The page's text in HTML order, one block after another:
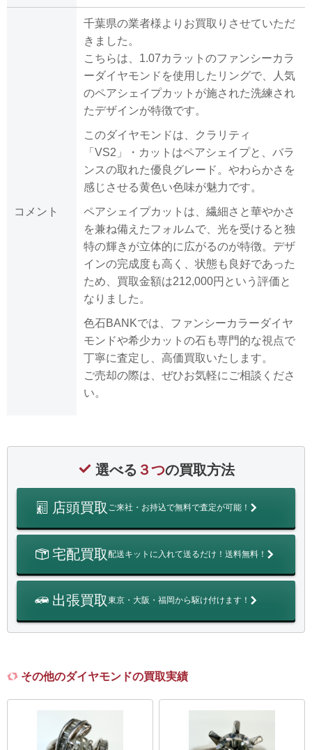
コメント
千葉県の業者様よりお買取りさせていただ
きました。
こちらは、1.07カラットのファンシーカラ
ーダイヤモンドを使用したリングで、人気
のペアシェイプカットが施された洗練され
たデザインが特徴です。
このダイヤモンドは、クラリティ
「VS2」・カットはペアシェイプと、バラ
ンスの取れた優良グレード。やわらかさを
感じさせる黄色い色味が魅力です。
ペアシェイプカットは、繊細さと華やかさ
を兼ね備えたフォルムで、光を受けると独
特の輝きが立体的に広がるのが特徴。デザ
インの完成度も高く、状態も良好であった
ため、買取金額は212,000円という評価と
なりました。
色石BANKでは、ファンシーカラーダイヤ
モンドや希少カットの石も専門的な視点で
丁寧に査定し、高価買取いたします。
ご売却の際は、ぜひお気軽にご相談くださ
い。
選べる ３つの買取方法
店頭買取 ご来社・お持込で無料で査定が可能！
宅配買取配送キットに入れて送るだけ！送料無料！
出張買取東京・大阪・福岡から駆け付けます！
その他のダイヤモンドの買取実績